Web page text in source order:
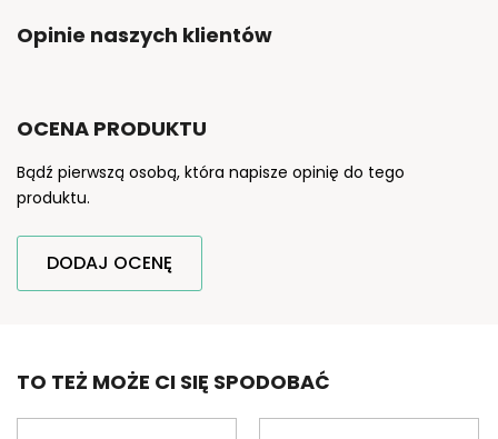
Opinie naszych klientów
OCENA PRODUKTU
Bądź pierwszą osobą, która napisze opinię do tego
produktu.
DODAJ OCENĘ
TO TEŻ MOŻE CI SIĘ SPODOBAĆ